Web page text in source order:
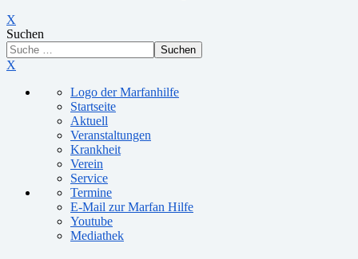
X
Suchen
Suchen
X
Logo der Marfanhilfe
Startseite
Aktuell
Veranstaltungen
Krankheit
Verein
Service
Termine
E-Mail zur Marfan Hilfe
Youtube
Mediathek